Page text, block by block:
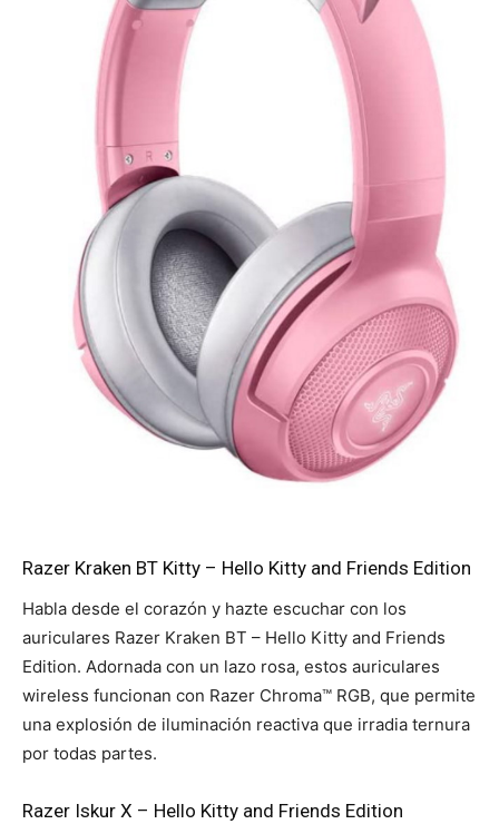
Razer Kraken BT Kitty – Hello Kitty and Friends Edition
Habla desde el corazón y hazte escuchar con los
auriculares Razer Kraken BT – Hello Kitty and Friends
Edition. Adornada con un lazo rosa, estos auriculares
wireless funcionan con Razer Chroma™ RGB, que permite
una explosión de iluminación reactiva que irradia ternura
por todas partes.
Razer Iskur X – Hello Kitty and Friends Edition